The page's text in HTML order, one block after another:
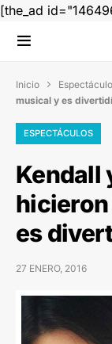
[the_ad
Inicio 
musical y es
ESPECTÁCULOS
Kendall
es
27 ENERO, 2016